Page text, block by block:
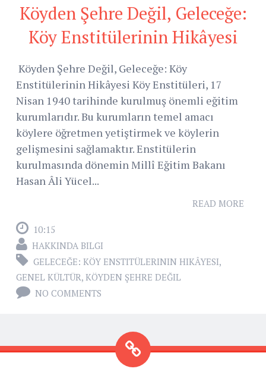
Köyden Şehre Değil, Geleceğe:
Köy Enstitülerinin Hikâyesi
Köyden Şehre Değil, Geleceğe: Köy
Enstitülerinin Hikâyesi Köy Enstitüleri, 17
Nisan 1940 tarihinde kurulmuş önemli eğitim
kurumlarıdır. Bu kurumların temel amacı
köylere öğretmen yetiştirmek ve köylerin
gelişmesini sağlamaktır. Enstitülerin
kurulmasında dönemin Millî Eğitim Bakanı
Hasan Âli Yücel...
READ MORE
10:15
HAKKINDA BILGI
GELECEĞE: KÖY ENSTITÜLERININ HIKÂYESI,
GENEL KÜLTÜR, KÖYDEN ŞEHRE DEĞIL
NO COMMENTS